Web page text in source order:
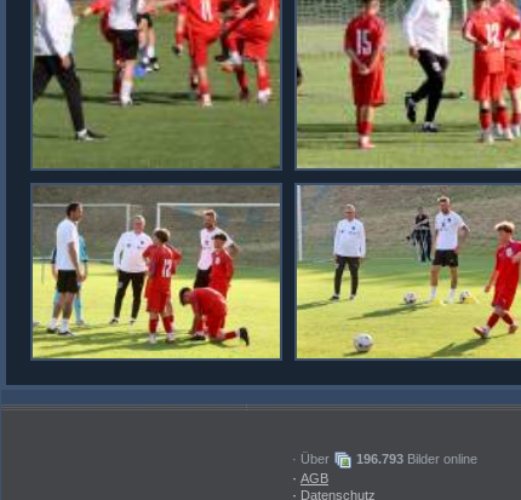
· Über 196.793 Bilder online
· AGB
· Datenschutz